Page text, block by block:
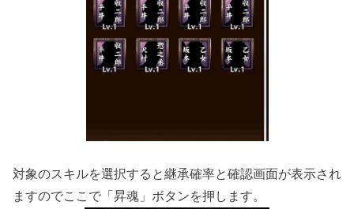
対象のスキルを選択すると継承確率と確認画面が表示され
ますのでここで「昇魂」ボタンを押します。